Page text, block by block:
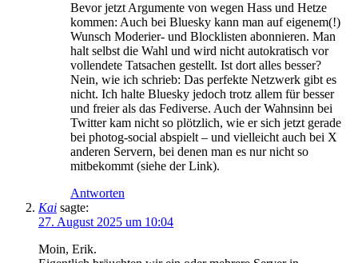
Bevor jetzt Argumente von wegen Hass und Hetze
kommen: Auch bei Bluesky kann man auf eigenem(!)
Wunsch Moderier- und Blocklisten abonnieren. Man
halt selbst die Wahl und wird nicht autokratisch vor
vollendete Tatsachen gestellt. Ist dort alles besser?
Nein, wie ich schrieb: Das perfekte Netzwerk gibt es
nicht. Ich halte Bluesky jedoch trotz allem für besser
und freier als das Fediverse. Auch der Wahnsinn bei
Twitter kam nicht so plötzlich, wie er sich jetzt gerade
bei photog-social abspielt – und vielleicht auch bei X
anderen Servern, bei denen man es nur nicht so
mitbekommt (siehe der Link).
Antworten
Kai sagte:
27. August 2025 um 10:04
Moin, Erik.